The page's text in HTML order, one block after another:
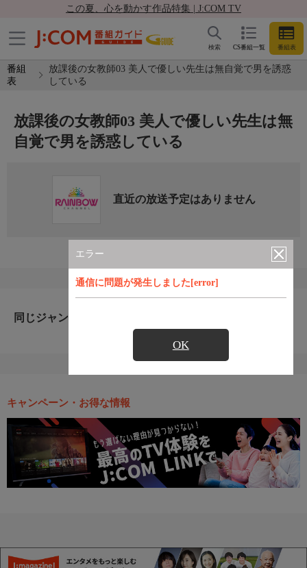
この夏、心を動かす作品特集 | J:COM TV
CS番組一覧 番組表
検索
番組
表
放課後の女教師03 美人で優しい先生は無自覚で男を誘惑
している
エラー
通信に問題が発生しました[error]
OK
放課後の女教師03 美人で優しい先生は無
自覚で男を誘惑している
直近の放送予定はありません
同じジャンルのおすすめ番組
キャンペーン・お得な情報